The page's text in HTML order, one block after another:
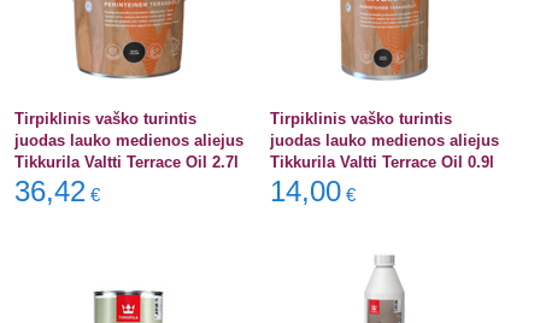
Tirpiklinis vaško turintis
juodas lauko medienos aliejus
Tikkurila Valtti Terrace Oil 2.7l
36,42 €
Tirpiklinis vaško turintis
juodas lauko medienos aliejus
Tikkurila Valtti Terrace Oil 0.9l
14,00 €